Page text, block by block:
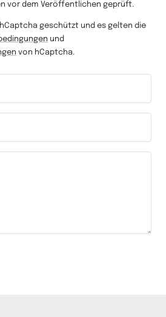
vor dem Veröffentlichen geprüft.
geschützt und es gelten die
und
von hCaptcha.